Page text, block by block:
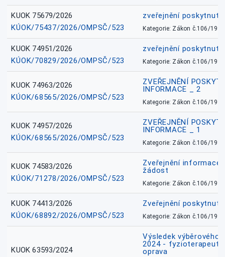
KUOK 75679/2026
KÚOK/75437/2026/OMPSČ/523
zveřejnění
Kategorie: Zákon č.106/1999
KUOK 74951/2026
KÚOK/70829/2026/OMPSČ/523
zveřejnění
Kategorie: Zákon č.106/1999
KUOK 74963/2026
KÚOK/68565/2026/OMPSČ/523
ZVEŘEJNĚNÍ
INFORMACE _ 2
Kategorie: Zákon č.106/1999
KUOK 74957/2026
KÚOK/68565/2026/OMPSČ/523
ZVEŘEJNĚNÍ
INFORMACE _ 1
Kategorie: Zákon č.106/1999
KUOK 74583/2026
KÚOK/71278/2026/OMPSČ/523
Zveřejnění informace
žádost
Kategorie: Zákon č.106/1999
KUOK 74413/2026
KÚOK/68892/2026/OMPSČ/523
Zveřejnění
Kategorie: Zákon č.106/1999
KUOK 63593/2024
Výsledek výběrového
2024 - fyzioterapeut,
oprava